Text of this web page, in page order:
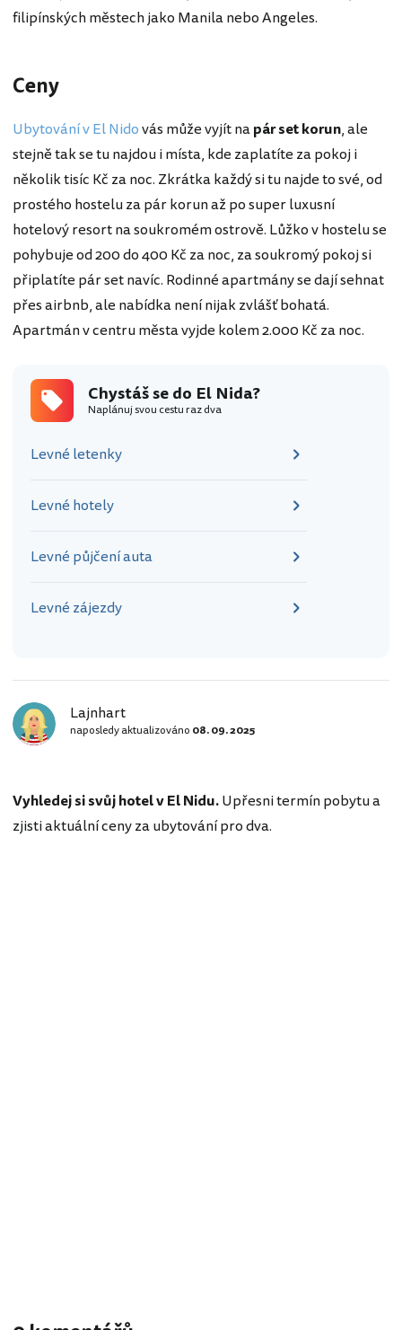
filipínských městech jako Manila nebo Angeles.
Ceny
Ubytování v El Nidovás může vyjít napár set korun, ale
stejně tak se tu najdou i místa, kde zaplatíte za pokoj i
několik tisíc Kč za noc. Zkrátka každý si tu najde to své, od
prostého hostelu za pár korun až po super luxusní
hotelový resort na soukromém ostrově. Lůžko v hostelu se
pohybuje od 200 do 400 Kč za noc, za soukromý pokoj si
připlatíte pár set navíc. Rodinné apartmány se dají sehnat
přes airbnb, ale nabídka není nijak zvlášť bohatá.
Apartmán v centru města vyjde kolem 2.000 Kč za noc.
Chystáš se do El Nida?
Naplánuj svou cestu raz dva
Levné letenky
Levné hotely
Levné půjčení auta
Levné zájezdy
Lajnhart
naposledy aktualizováno 08. 09. 2025
Vyhledej si svůj hotel v El Nidu.Upřesni termín pobytu a
zjisti aktuální ceny za ubytování pro dva.